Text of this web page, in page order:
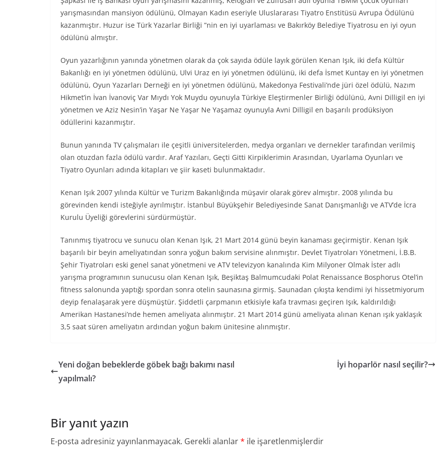
yarışmasından mansiyon ödülünü, Olmayan Kadın eseriyle Uluslararası Tiyatro Enstitüsü Avrupa Ödülünü
kazanmıştır. Huzur ise Türk Yazarlar Birliği ”nin en iyi uyarlaması ve Bakırköy Belediye Tiyatrosu en iyi oyun
ödülünü almıştır.
Oyun yazarlığının yanında yönetmen olarak da çok sayıda ödüle layık görülen Kenan Işık, iki defa Kültür
Bakanlığı en iyi yönetmen ödülünü, Ulvi Uraz en iyi yönetmen ödülünü, iki defa İsmet Kuntay en iyi yönetmen
ödülünü, Oyun Yazarları Derneği en iyi yönetmen ödülünü, Makedonya Festivali’nde jüri özel ödülü, Nazım
Hikmet’in İvan İvanoviç Var Mıydı Yok Muydu oyunuyla Türkiye Eleştirmenler Birliği ödülünü, Avni Dilligil en iyi
yönetmen ve Aziz Nesin’in Yaşar Ne Yaşar Ne Yaşamaz oyunuyla Avni Dilligil en başarılı prodüksiyon
ödüllerini kazanmıştır.
Bunun yanında TV çalışmaları ile çeşitli üniversitelerden, medya organları ve dernekler tarafından verilmiş
olan otuzdan fazla ödülü vardır. Araf Yazıları, Geçti Gitti Kirpiklerimin Arasından, Uyarlama Oyunları ve
Tiyatro Oyunları adında kitapları ve şiir kaseti bulunmaktadır.
Kenan Işık 2007 yılında Kültür ve Turizm Bakanlığında müşavir olarak görev almıştır. 2008 yılında bu
görevinden kendi isteğiyle ayrılmıştır. İstanbul Büyükşehir Belediyesinde Sanat Danışmanlığı ve ATV’de İcra
Kurulu Üyeliği görevlerini sürdürmüştür.
Tanınmış tiyatrocu ve sunucu olan Kenan Işık, 21 Mart 2014 günü beyin kanaması geçirmiştir. Kenan Işık
başarılı bir beyin ameliyatından sonra yoğun bakım servisine alınmıştır. Devlet Tiyatroları Yönetmeni, İ.B.B.
Şehir Tiyatroları eski genel sanat yönetmeni ve ATV televizyon kanalında Kim Milyoner Olmak İster adlı
yarışma programının sunucusu olan Kenan Işık, Beşiktaş Balmumcudaki Polat Renaissance Bosphorus Otel’in
fitness salonunda yaptığı spordan sonra otelin saunasına girmiş. Saunadan çıkışta kendimi iyi hissetmiyorum
deyip fenalaşarak yere düşmüştür. Şiddetli çarpmanın etkisiyle kafa travması geçiren Işık, kaldırıldığı
Amerikan Hastanesi’nde hemen ameliyata alınmıştır. 21 Mart 2014 günü ameliyata alınan Kenan ışık yaklaşık
3,5 saat süren ameliyatın ardından yoğun bakım ünitesine alınmıştır.
Yeni doğan bebeklerde göbek bağı bakımı nasıl
yapılmalı?
İyi hoparlör nasıl seçilir?
Bir yanıt yazın
E-posta adresiniz yayınlanmayacak. Gerekli alanlar* ile işaretlenmişlerdir